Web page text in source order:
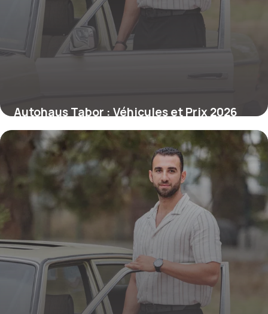
Autohaus Tabor : Véhicules et Prix 2026
2 juillet 2026